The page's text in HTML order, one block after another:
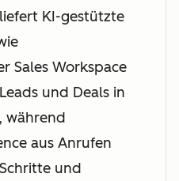
KI-gestützte
Sales Workspace
und Deals in
während
aus Anrufen
und